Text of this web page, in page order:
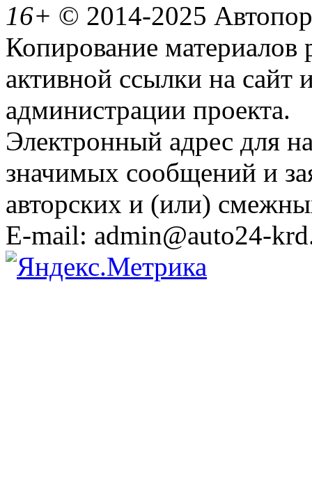
16+ © 2014-2025
Копирование материалов
активной ссылки на сайт
администрации проекта.
Электронный адрес для
значимых сообщений и
авторских и (или)
E-mail: admin@auto24-